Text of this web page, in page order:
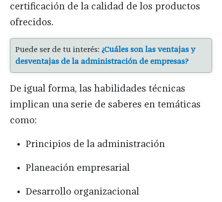
certificación de la calidad de los productos
ofrecidos.
Puede ser de tu interés: ¿Cuáles son las ventajas y
desventajas de la administración de empresas?
De igual forma, las habilidades técnicas
implican una serie de saberes en temáticas
como:
Principios de la administración
Planeación empresarial
Desarrollo organizacional